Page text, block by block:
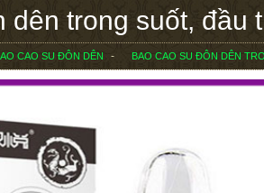
dên trong suốt, đầu
CAO SU ĐÔN DÊN BAO CAO SU ĐÔN DÊN